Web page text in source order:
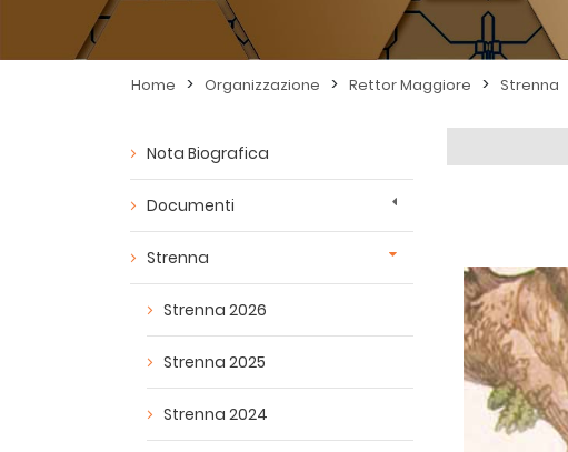
Home > Organizzazione > Rettor Maggiore > Strenna
Nota Biografica
Documenti
Strenna
Strenna 2026
Strenna 2025
Strenna 2024